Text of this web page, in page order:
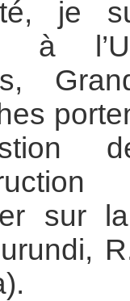
je
à
sur